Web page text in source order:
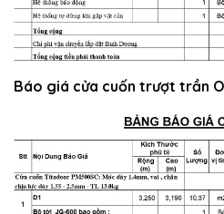
Báo giá cửa cuốn trượt trần